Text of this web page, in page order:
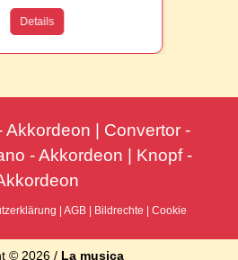
Details
Akkordeon | Convertor -
- Akkordeon | Knopf -
AGB Bildrechte Cookie
© 2026 / La musica